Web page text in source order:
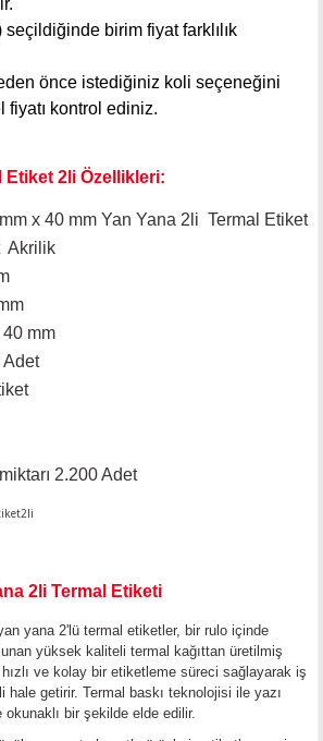
birim fiyat farklılık
önce istediğiniz koli seçeneğini
fiyatı kontrol ediniz.
Etiket 2li Özellikleri:
x 40 mm Yan Yana 2li Termal Etiket
Akrilik
40 mm
Adet
2.200 Adet
2li Termal Etiketi
yana 2'lü termal etiketler, bir rulo içinde
yüksek kaliteli termal kağıttan üretilmiş
ve kolay bir etiketleme süreci sağlayarak iş
hale getirir. Termal baskı teknolojisi ile yazı
okunaklı bir şekilde elde edilir.